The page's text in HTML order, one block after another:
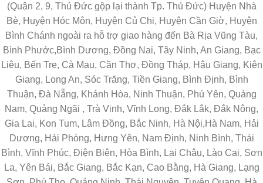
(Quận 2, 9, Thủ Đức gộp lại thành Tp. Thủ Đức) Huyện Nhà
Bè, Huyện Hóc Môn, Huyện Củ Chi, Huyện Cần Giờ, Huyện
Bình Chánh ngoài ra hỗ trợ giao hàng đến Bà Rịa Vũng Tàu,
Bình Phước,Bình Dương, Đồng Nai, Tây Ninh, An Giang, Bạc
Liêu, Bến Tre, Cà Mau, Cần Thơ, Đồng Tháp, Hậu Giang, Kiên
Giang, Long An, Sóc Trăng, Tiền Giang, Bình Định, Bình
Thuận, Đà Nẵng, Khánh Hòa, Ninh Thuận, Phú Yên, Quảng
Nam, Quảng Ngãi , Trà Vinh, Vĩnh Long, Đắk Lắk, Đắk Nông,
Gia Lai, Kon Tum, Lâm Đồng, Bắc Ninh, Hà Nội,Hà Nam, Hải
Dương, Hải Phòng, Hưng Yên, Nam Định, Ninh Bình, Thái
Bình, Vĩnh Phúc, Điện Biên, Hòa Bình, Lai Châu, Lào Cai, Sơn
La, Yên Bái, Bắc Giang, Bắc Kạn, Cao Bằng, Hà Giang, Lạng